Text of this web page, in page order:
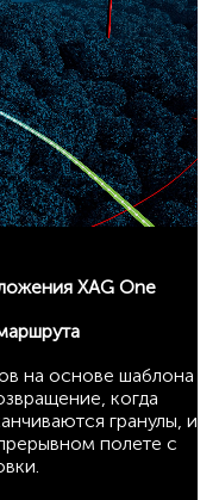
XAG One
на основе шаблона
когда
гранулы, и
полете с